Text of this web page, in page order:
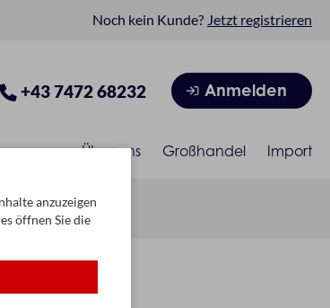
Noch kein Kunde? Jetzt registrieren
+43 7472 68232 Anmelden
Über uns Großhandel Import
anzuzeigen
öffnen Sie die